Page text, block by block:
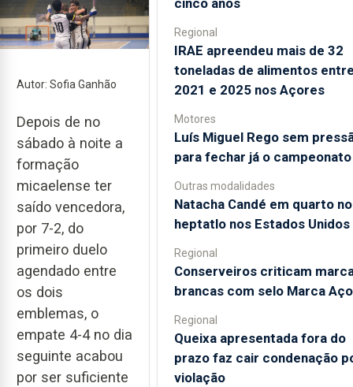
Autor: Sofia Ganhão
Depois de no
sábado à noite a
formação
micaelense ter
saído vencedora,
por 7-2, do
primeiro duelo
agendado entre
os dois
emblemas, o
empate 4-4 no dia
seguinte acabou
por ser suficiente
Regional
IRAE apreendeu mais de 32
toneladas de alimentos
2021 e 2025 nos Açores
Motores
Luís Miguel Rego sem
para fechar já o campeonato
Outras modalidades
Natacha Candé em quarto no
heptatlo nos Estados Unidos
Regional
Conserveiros criticam
brancas com selo Marca
Regional
Queixa apresentada fora do
prazo faz cair condenação
violação